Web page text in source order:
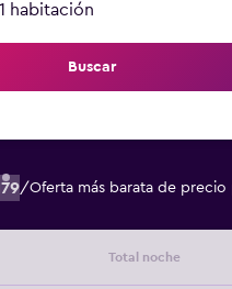
habitación
Buscar
/Oferta más barata de
Total noche